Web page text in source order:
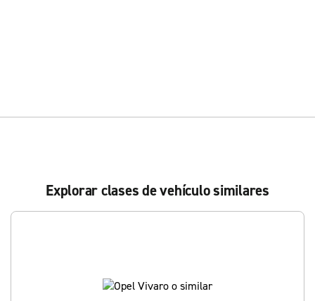
Explorar clases de vehículo similares